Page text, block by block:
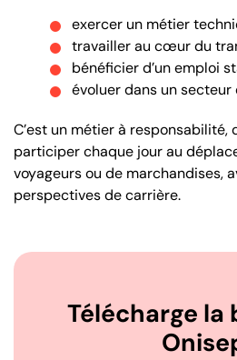
exercer un métier
travailler au cœur du
bénéficier d’un emploi
évoluer dans un secteur
C’est un métier à
participer chaque jour au
voyageurs ou de marchandises,
perspectives de carrière.
Télécharge la